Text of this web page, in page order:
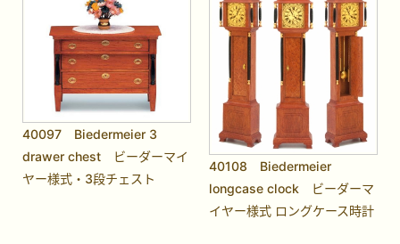
40097 Biedermeier 3
drawer chest ビーダーマイ
ヤー様式・3段チェスト
40108 Biedermeier
longcase clock ビーダーマ
イヤー様式 ロングケース時計